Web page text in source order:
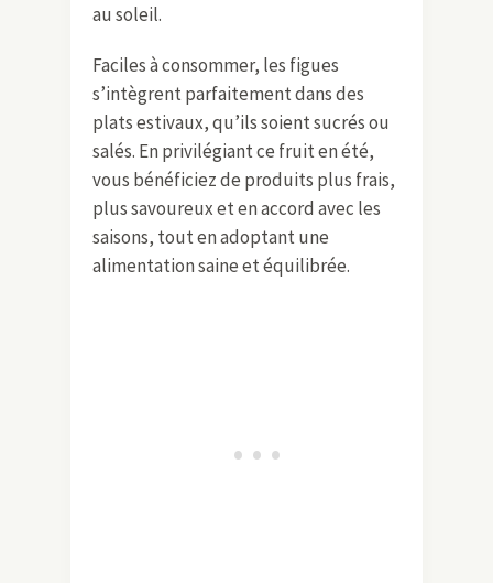
au soleil.
Faciles à consommer, les figues
s’intègrent parfaitement dans des
plats estivaux, qu’ils soient sucrés ou
salés. En privilégiant ce fruit en été,
vous bénéficiez de produits plus frais,
plus savoureux et en accord avec les
saisons, tout en adoptant une
alimentation saine et équilibrée.